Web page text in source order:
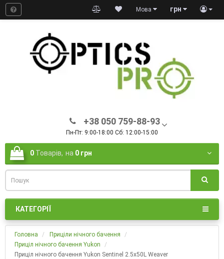
грн
Мова
+38 050 759-88-93
Пн-Пт: 9:00-18:00 Сб: 12:00-15:00
0 Товарів, на 0 грн
КАТЕГОРІЇ
Головна
Приціли нічного бачення
Приціл нічного бачення Yukon
Приціл нічного бачення Yukon Sentinel 2.5x50L Weaver